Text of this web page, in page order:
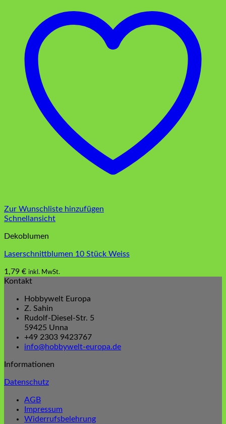
Zur Wunschliste hinzufügen
Schnellansicht
Dekoblumen
Laserschnittblumen 10 Stück Weiss
1,79 € inkl. MwSt.
Kontakt
Hobbywelt Europa
Z. Sahin
Rudolf-Diesel-Str. 5
59425 Unna
+49 2303 9423767
info@hobbywelt-europa.de
Informationen
Datenschutz
AGB
Impressum
Widerrufsbelehrung